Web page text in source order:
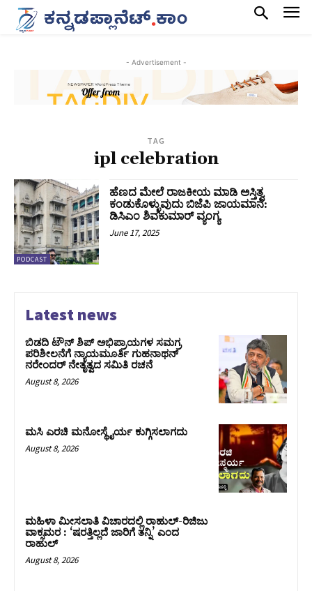
- Advertisement -
TAG
ipl celebration
PODCAST
ಹೆಣದ ಮೇಲೆ ರಾಜಕೀಯ ಮಾಡಿ ಅಸ್ತಿತ್ವ
ಕಂಡುಕೊಳ್ಳುವುದು ಬಿಜೆಪಿ ಜಾಯಮಾನ:
ಡಿಸಿಎಂ ಶಿವಕುಮಾರ್‌ ವ್ಯಂಗ್ಯ
June 17, 2025
Latest news
ಬಿಡದಿ ಟೌನ್ ಶಿಪ್ ಅಭಿಪ್ರಾಯಗಳ ಸಮಗ್ರ
ಪರಿಶೀಲನೆಗೆ ನ್ಯಾಯಮೂರ್ತಿ ಗುಹನಾಥನ್
ನರೇಂದರ್ ನೇತೃತ್ವದ ಸಮಿತಿ ರಚನೆ
August 8, 2026
ಮಸಿ ಎರಚಿ ಮನೋಸ್ಥೈರ್ಯ ಕುಗ್ಗಿಸಲಾಗದು
August 8, 2026
ಮಹಿಳಾ ಮೀಸಲಾತಿ ವಿಚಾರದಲ್ಲಿ ರಾಹುಲ್‌-ರಿಜಿಜು
ವಾಕ್ಸಮರ : ‘ಷರತ್ತಿಲ್ಲದೆ ಜಾರಿಗೆ ತನ್ನಿ’ ಎಂದ
ರಾಹುಲ್‌
August 8, 2026